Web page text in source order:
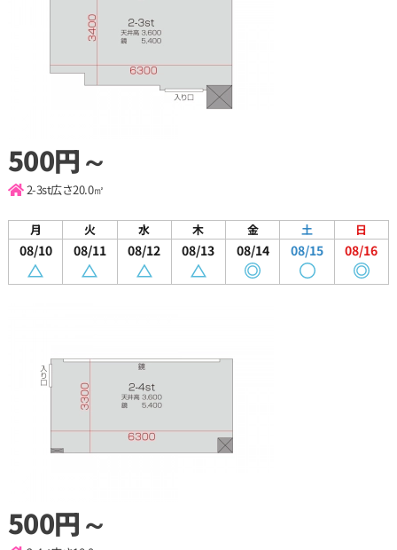
500円～
2-3st広さ20.0㎡
月
08/10
火
08/11
水
08/12
木
08/13
金
08/14
土
08/15
日
08/16
500円～